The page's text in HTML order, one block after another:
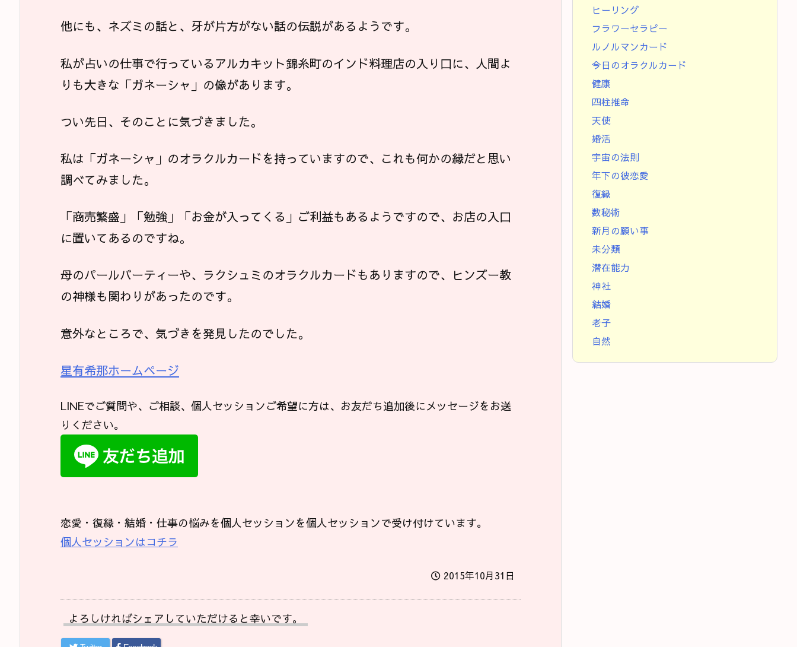
他にも、ネズミの話と、牙が片方がない話の伝説があるようです。
私が占いの仕事で行っているアルカキット錦糸町のインド料理店の入り口に、人間よ
りも大きな「ガネーシャ」の像があります。
つい先日、そのことに気づきました。
私は「ガネーシャ」のオラクルカードを持っていますので、これも何かの縁だと思い
調べてみました。
「商売繁盛」「勉強」「お金が入ってくる」ご利益もあるようですので、お店の入口
に置いてあるのですね。
母のパールバーティーや、ラクシュミのオラクルカードもありますので、ヒンズー教
の神様も関わりがあったのです。
意外なところで、気づきを発見したのでした。
星有希那ホームページ
LINEでご質問や、ご相談、個人セッションご希望に方は、お友だち追加後にメッセージをお送
りください。
恋愛・復縁・結婚・仕事の悩みを個人セッションを個人セッションで受け付けています。
個人セッションはコチラ
2015年10月31日
よろしければシェアしていただけると幸いです。
ヒーリング
フラワーセラピー
ルノルマンカード
今日のオラクルカード
健康
四柱推命
天使
婚活
宇宙の法則
年下の彼恋愛
復縁
数秘術
新月の願い事
未分類
潜在能力
神社
結婚
老子
自然